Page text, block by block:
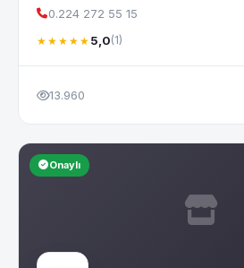
0.224 272 55 15
★★★★★ 5,0(1)
13.960
Onaylı